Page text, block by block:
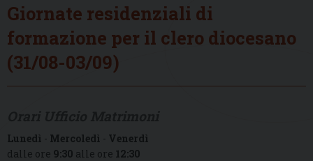
Giornate residenziali di
formazione per il clero diocesano
(31/08-03/09)
Lunedì - Mercoledì - Venerdì
dalle ore 9:30 alle ore 12:30